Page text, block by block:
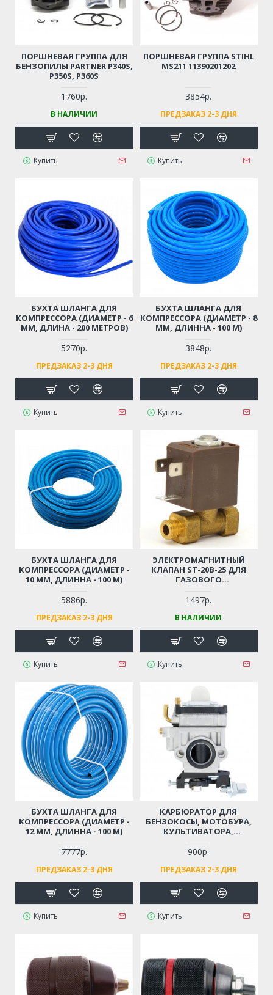
ПОРШНЕВАЯ ГРУППА ДЛЯ
БЕНЗОПИЛЫ PARTNER P340S,
P350S, P360S
1760р.
В НАЛИЧИИ
Купить
ПОРШНЕВАЯ ГРУППА STIHL
MS211 11390201202
3854р.
ПРЕДЗАКАЗ 2-3 ДНЯ
Купить
БУХТА ШЛАНГА ДЛЯ
КОМПРЕССОРА (ДИАМЕТР - 6
ММ, ДЛИНА - 200 МЕТРОВ)
5270р.
ПРЕДЗАКАЗ 2-3 ДНЯ
Купить
БУХТА ШЛАНГА ДЛЯ
КОМПРЕССОРА (ДИАМЕТР - 8
ММ, ДЛИННА - 100 М)
3848р.
ПРЕДЗАКАЗ 2-3 ДНЯ
Купить
БУХТА ШЛАНГА ДЛЯ
КОМПРЕССОРА (ДИАМЕТР -
10 ММ, ДЛИННА - 100 М)
5886р.
ПРЕДЗАКАЗ 2-3 ДНЯ
Купить
ЭЛЕКТРОМАГНИТНЫЙ
КЛАПАН ST-20B-25 ДЛЯ
ГАЗОВОГО
ПУШЕК
1497р.
В НАЛИЧИИ
Купить
БУХТА ШЛАНГА ДЛЯ
КОМПРЕССОРА (ДИАМЕТР -
12 ММ, ДЛИННА - 100 М)
7777р.
ПРЕДЗАКАЗ 2-3 ДНЯ
Купить
КАРБЮРАТОР ДЛЯ
БЕНЗОКОСЫ, МОТОБУРА,
КУЛЬТИВАТОРА,
СМ3, 56 СМ3, 62 СМ3
(ДВИГАТЕЛЬ 1E40F, 1E44F, 2-
Х ТАКТНЫЙ)
900р.
ПРЕДЗАКАЗ 2-3 ДНЯ
Купить